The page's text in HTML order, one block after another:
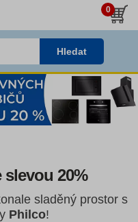
0
Hledat
slevou 20%
sladěný prostor s
Philco!